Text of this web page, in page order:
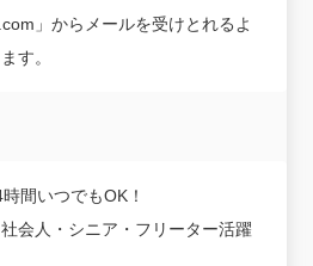
」からメールを受けとれるよ
す。
間いつでもOK！
会人・シニア・フリーター活躍